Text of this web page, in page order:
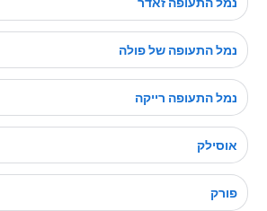
נמל התעופה של פולה
נמל התעופה רייקה
אוסילק
פורק